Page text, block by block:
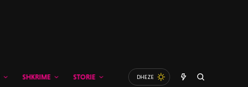
SHKRIME STORIE DHEZE